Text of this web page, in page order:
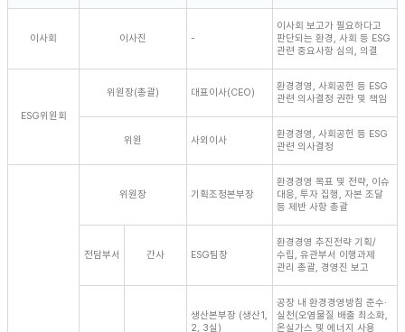
이사회 이사진 -
이사회 보고가 필요하다고
판단되는 환경, 사회 등 ESG
관련 중요사항 심의, 의결
ESG위원회
위원장(총괄) 대표이사(CEO)
환경경영, 사회공헌 등 ESG
관련 의사결정 권한 및 책임
위원 사외이사
환경경영, 사회공헌 등 ESG
관련 의사결정
위원장 기획조정본부장
환경경영 목표 및 전략, 이슈
대응, 투자 집행, 자본 조달
등 제반 사항 총괄
전담부서 간사 ESG팀장
환경경영 추진전략 기획/
수립, 유관부서 이행과제
관리 총괄, 경영진 보고
생산본부장 (생산1,
2, 3실)
공장 내 환경경영방침 준수·
실천(오염물질 배출 최소화,
온실가스 및 에너지 사용